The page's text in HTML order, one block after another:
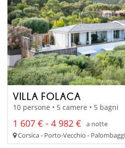
VILLA FOLACA
10 persone • 5 camere • 5 bagni
1 607 € - 4 982 €
a notte
Corsica - Porto-Vecchio -